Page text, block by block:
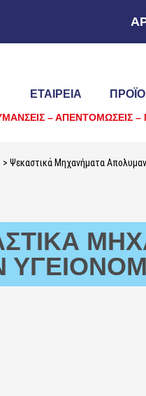
ΕΤΑΙΡΕΙΑ
– ΑΠΕΝΤΟΜΩΣΕΙΣ –
> Ψεκαστικά Μηχανήματα